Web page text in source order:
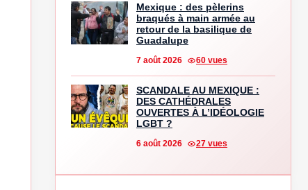
Mexique : des pèlerins
braqués à main armée au
retour de la basilique de
Guadalupe
7 août 2026 60 vues
SCANDALE AU MEXIQUE :
DES CATHÉDRALES
OUVERTES À L’IDÉOLOGIE
LGBT ?
6 août 2026 27 vues